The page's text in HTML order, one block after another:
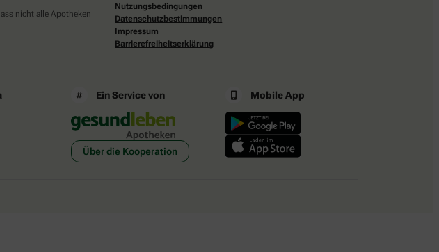
nicht alle Apotheken
Nutzungsbedingungen
Datenschutzbestimmungen
Impressum
Barrierefreiheitserklärung
Ein Service von
Über die Kooperation
Mobile App